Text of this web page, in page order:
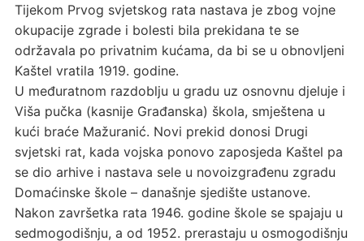
Tijekom Prvog svjetskog rata nastava je zbog vojne
okupacije zgrade i bolesti bila prekidana te se
održavala po privatnim kućama, da bi se u obnovljeni
Kaštel vratila 1919. godine.
U međuratnom razdoblju u gradu uz osnovnu djeluje i
Viša pučka (kasnije Građanska) škola, smještena u
kući braće Mažuranić. Novi prekid donosi Drugi
svjetski rat, kada vojska ponovo zaposjeda Kaštel pa
se dio arhive i nastava sele u novoizgrađenu zgradu
Domaćinske škole – današnje sjedište ustanove.
Nakon završetka rata 1946. godine škole se spajaju u
sedmogodišnju, a od 1952. prerastaju u osmogodišnju